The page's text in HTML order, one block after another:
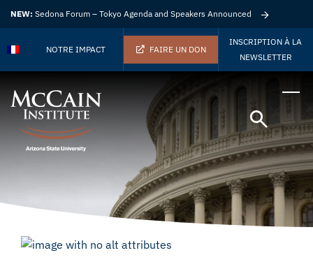
NEW: Sedona Forum – Tokyo Agenda and Speakers Announced
NOTRE IMPACT FAIRE UN DON
INSCRIPTION À LA
NEWSLETTER